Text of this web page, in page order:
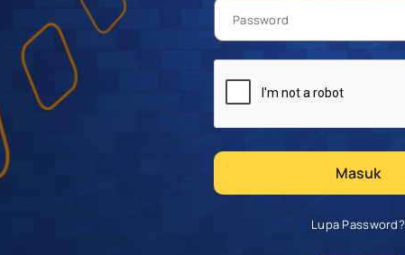
Password
Masuk
Lupa Password?